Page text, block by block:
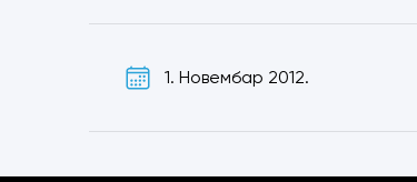
1. Новембар 2012.